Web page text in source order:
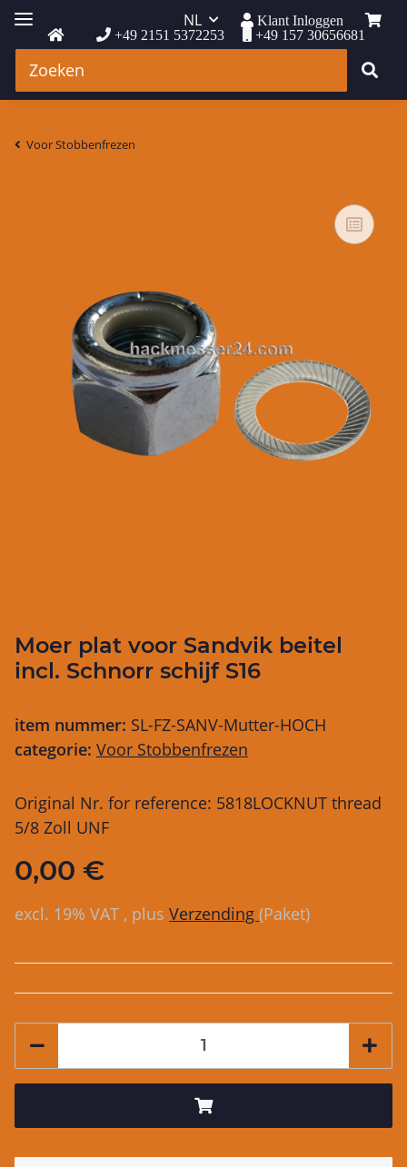
+49 2151 5372253 +49 157 30656681
NL Klant Inloggen
Voor Stobbenfrezen
Moer plat voor Sandvik beitel
incl. Schnorr schijf S16
item nummer: SL-FZ-SANV-Mutter-HOCH
categorie: Voor Stobbenfrezen
Original Nr. for reference: 5818LOCKNUT thread
5/8 Zoll UNF
0,00 €
excl. 19% VAT , plus Verzending (Paket)